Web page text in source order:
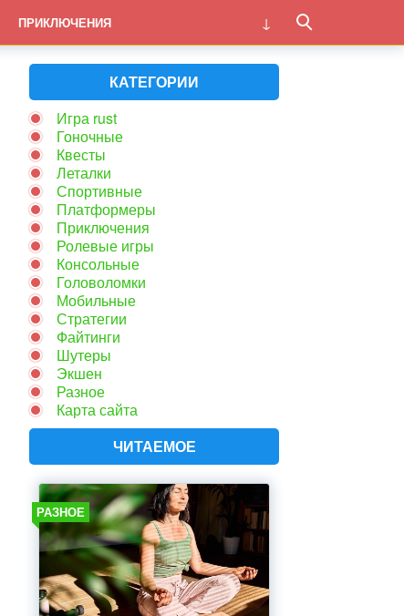
ПРИКЛЮЧЕНИЯ
КАТЕГОРИИ
Игра rust
Гоночные
Квесты
Леталки
Спортивные
Платформеры
Приключения
Ролевые игры
Консольные
Головоломки
Мобильные
Стратегии
Файтинги
Шутеры
Экшен
Разное
Карта сайта
ЧИТАЕМОЕ
РАЗНОЕ